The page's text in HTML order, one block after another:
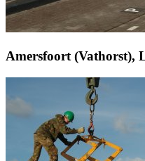
Amersfoort (Vathorst),